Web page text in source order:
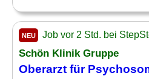
NEU Job vor 2 Std. bei
Schön Klinik Gruppe
Oberarzt für